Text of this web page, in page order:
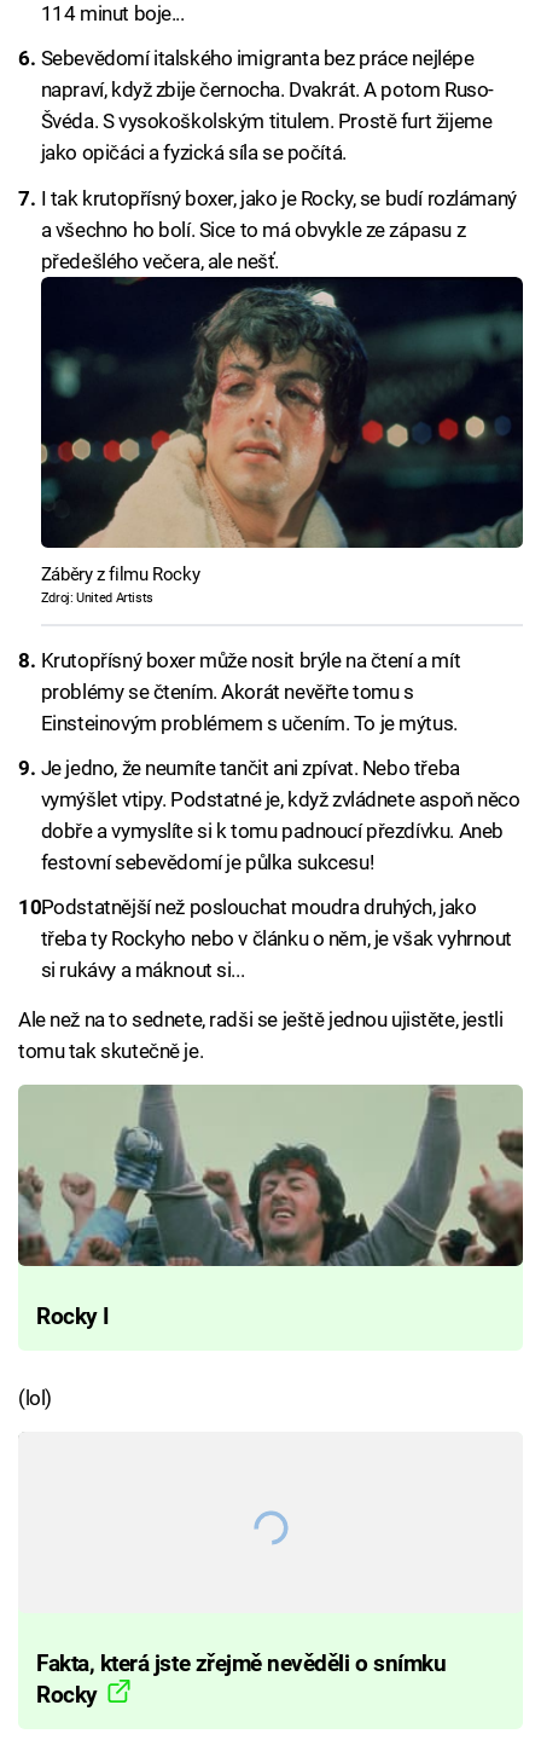
114 minut boje...
Sebevědomí italského imigranta bez práce nejlépe
napraví, když zbije černocha. Dvakrát. A potom Ruso-
Švéda. S vysokoškolským titulem. Prostě furt žijeme
jako opičáci a fyzická síla se počítá.
I tak krutopřísný boxer, jako je Rocky, se budí rozlámaný
a všechno ho bolí. Sice to má obvykle ze zápasu z
předešlého večera, ale nešť.
Záběry z filmu Rocky
Zdroj: United Artists
Krutopřísný boxer může nosit brýle na čtení a mít
problémy se čtením. Akorát nevěřte tomu s
Einsteinovým problémem s učením. To je mýtus.
Je jedno, že neumíte tančit ani zpívat. Nebo třeba
vymýšlet vtipy. Podstatné je, když zvládnete aspoň něco
dobře a vymyslíte si k tomu padnoucí přezdívku. Aneb
festovní sebevědomí je půlka sukcesu!
Podstatnější než poslouchat moudra druhých, jako
třeba ty Rockyho nebo v článku o něm, je však vyhrnout
si rukávy a máknout si...
Ale než na to sednete, radši se ještě jednou ujistěte, jestli
tomu tak skutečně je.
Rocky I
(lol)
Fakta, která jste zřejmě nevěděli o snímku
Rocky